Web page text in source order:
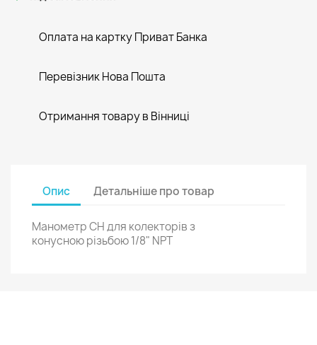
Оплата на картку Приват Банка
Перевізник Нова Пошта
Отримання товару в Вінниці
Опис Детальніше про товар
Манометр CH для колекторів з
конусною різьбою 1/8" NPT